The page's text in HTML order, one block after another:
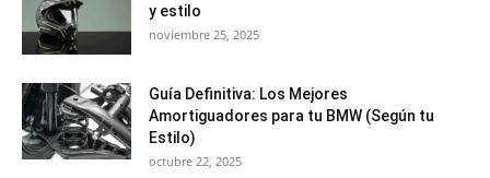
y estilo
noviembre 25, 2025
Guía Definitiva: Los Mejores
Amortiguadores para tu BMW (Según tu
Estilo)
octubre 22, 2025